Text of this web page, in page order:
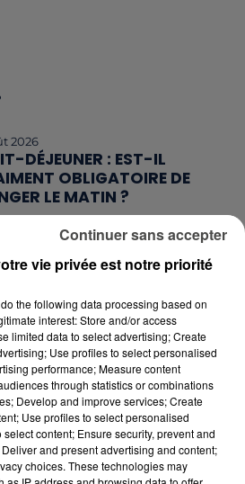
2026
DÉJEUNER : EST-IL
OBLIGATOIRE DE
LE MATIN ?
END ROUGE SUR LES
: LE GRAND OUEST SE
2026
ET FEUX DE FORÊT : LES
DU TABAC BIENTÔT
2026
: POURQUOI LES
D'EAU
vie privée est notre priorité
do the following data processing based on
interest: Store and/or access
limited data to select advertising; Create
Use profiles to select personalised
performance; Measure content
through statistics or combinations
Develop and improve services; Create
Use profiles to select personalised
content; Ensure security, prevent and
and present advertising and content;
choices. These technologies may
Continuer sans accepter